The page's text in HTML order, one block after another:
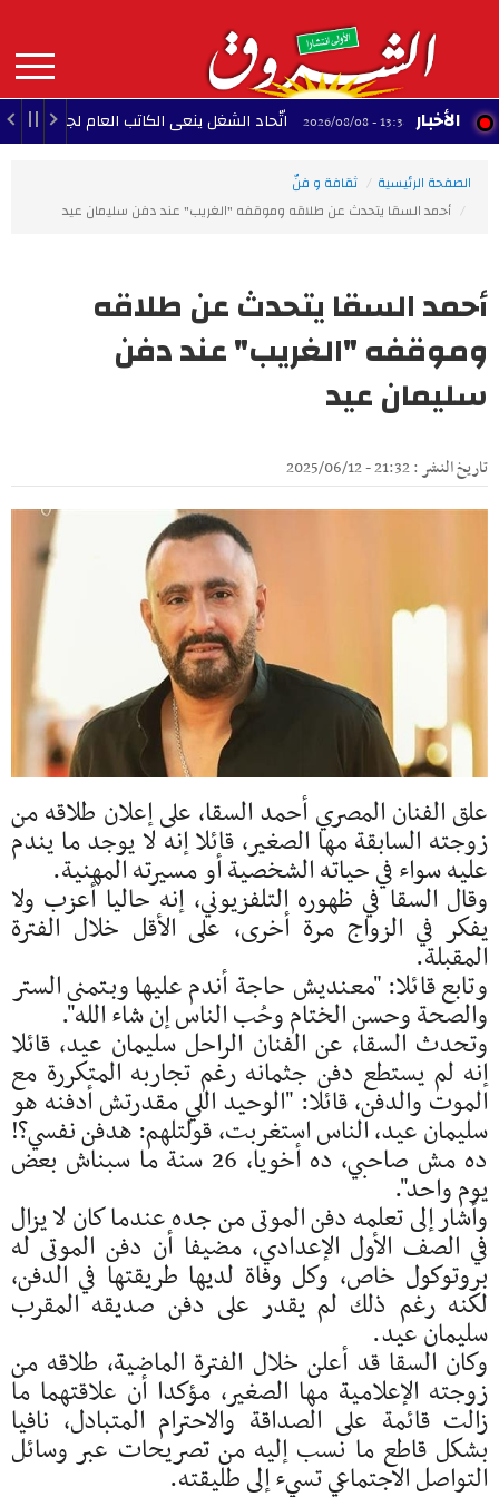
contenu
principal
MAIN
NAVIGATION الأخبار
13:38 - 2026/08/08 اتّحاد الشغل ينعى الكاتب العام لجامعة النقل
الصفحة الرئيسية
ثقافة و فنّ
أحمد السقا يتحدث عن طلاقه وموقفه "الغريب" عند دفن سليمان عيد
أحمد السقا يتحدث عن طلاقه
وموقفه "الغريب" عند دفن
سليمان عيد
تاريخ النشر : 21:32 - 2025/06/12
علق الفنان المصري أحمد السقا، على إعلان طلاقه من
زوجته السابقة مها الصغير، قائلا إنه لا يوجد ما يندم
عليه سواء في حياته الشخصية أو مسيرته المهنية.
وقال السقا في ظهوره التلفزيوني، إنه حاليا أعزب ولا
يفكر في الزواج مرة أخرى، على الأقل خلال الفترة
المقبلة.
وتابع قائلا: "معنديش حاجة أندم عليها وبتمنى الستر
والصحة وحسن الختام وحُب الناس إن شاء الله".
وتحدث السقا، عن الفنان الراحل سليمان عيد، قائلا
إنه لم يستطع دفن جثمانه رغم تجاربه المتكررة مع
الموت والدفن، قائلا: "الوحيد اللي مقدرتش أدفنه هو
سليمان عيد، الناس استغربت، قولتلهم: هدفن نفسي؟!
ده مش صاحبي، ده أخويا، 26 سنة ما سبناش بعض
يوم واحد".
وأشار إلى تعلمه دفن الموتى من جده عندما كان لا يزال
في الصف الأول الإعدادي، مضيفا أن دفن الموتى له
بروتوكول خاص، وكل وفاة لديها طريقتها في الدفن،
لكنه رغم ذلك لم يقدر على دفن صديقه المقرب
سليمان عيد.
وكان السقا قد أعلن خلال الفترة الماضية، طلاقه من
زوجته الإعلامية مها الصغير، مؤكدا أن علاقتهما ما
زالت قائمة على الصداقة والاحترام المتبادل، نافيا
بشكل قاطع ما نسب إليه من تصريحات عبر وسائل
التواصل الاجتماعي تسيء إلى طليقته.